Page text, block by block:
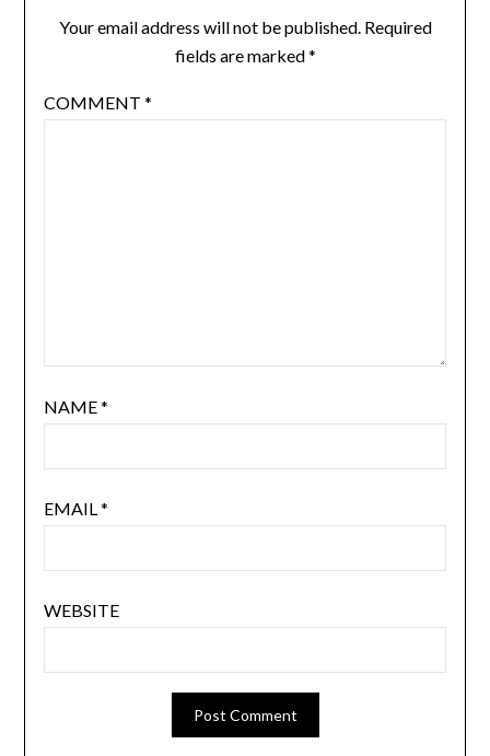
Your email address will not be published. Required
fields are marked*
COMMENT *
NAME*
EMAIL*
WEBSITE